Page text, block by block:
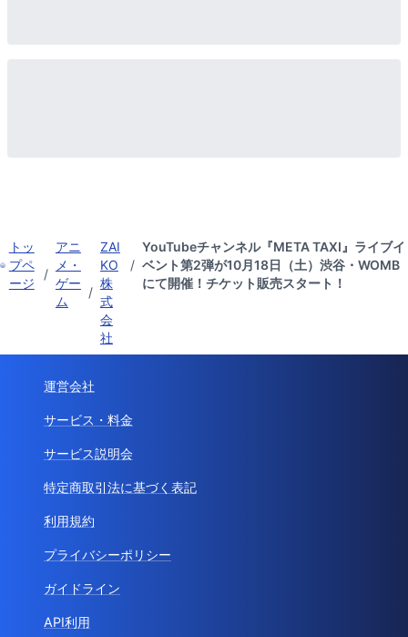
トッ
プペ
ージ
/
アニ
メ・
ゲー
ム
/
ZAI
KO
株
式
会
社
/
YouTubeチャンネル『META TAXI』ライブイ
ベント第2弾が10月18日（土）渋谷・WOMB
にて開催！チケット販売スタート！
運営会社
サービス・料金
サービス説明会
特定商取引法に基づく表記
利用規約
プライバシーポリシー
ガイドライン
API利用